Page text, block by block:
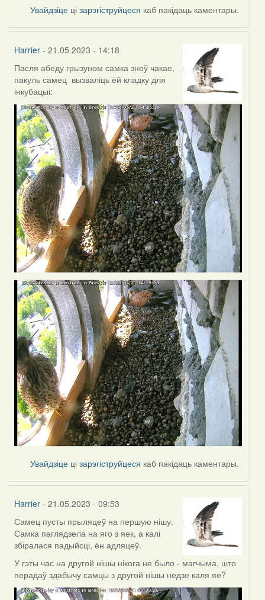
Увайдзіце цізарэгіструйцеся каб пакідаць каментары.
Harrier- 21.05.2023 - 14:18
Пасля абеду грызуном самка зноў чакае,
пакуль самец вызваліць ёй кладку для
інкубацыі:
Увайдзіце цізарэгіструйцеся каб пакідаць каментары.
Harrier- 21.05.2023 - 09:53
Самец пусты прыляцеў на першую нішу.
Самка паглядзела на яго з яек, а калі
збіралася падыйсці, ён адляцеў.
У гэты час на другой нішы нікога не было - магчыма, што
перадаў здабычу самцы з другой нішы недзе каля яе?